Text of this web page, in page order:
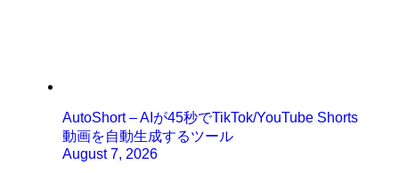
AutoShort – AIが45秒でTikTok/YouTube Shorts
動画を自動生成するツール
August 7, 2026